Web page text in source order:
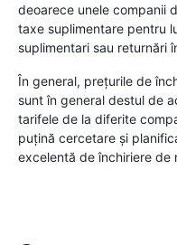
deoarece unele companii
taxe suplimentare pentru
suplimentari sau returnări
În general, prețurile de
sunt în general destul de
tarifele de la diferite
puțină cercetare și
excelentă de închiriere de